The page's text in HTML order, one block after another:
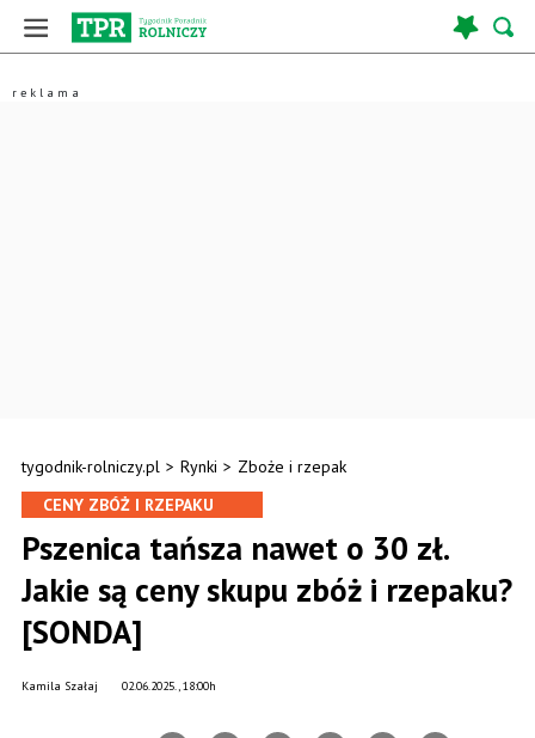
tygodnik-rolniczy.pl > Rynki > Zboże i rzepak
CENY ZBÓŻ I RZEPAKU
Pszenica tańsza nawet o 30 zł.
Jakie są ceny skupu zbóż i rzepaku?
[SONDA]
02.06.2025., 18:00h
Kamila Szałaj